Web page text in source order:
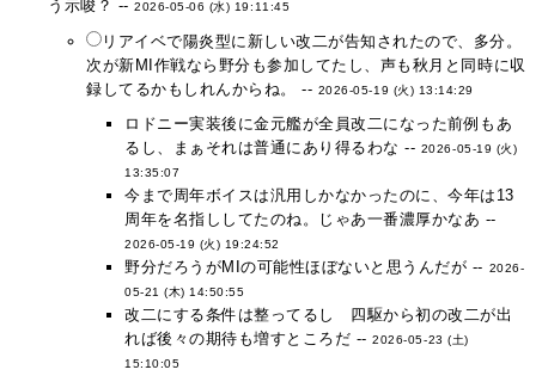
う示唆？ --2026-05-06 (水) 19:11:45
リアイベで陽炎型に新しい改二が告知されたので、多分。
次が新MI作戦なら野分も参加してたし、声も秋月と同時に収
録してるかもしれんからね。 -- 2026-05-19 (火) 13:14:29
ロドニー実装後に金元艦が全員改二になった前例もあ
るし、まぁそれは普通にあり得るわな -- 2026-05-19 (火)
13:35:07
今まで周年ボイスは汎用しかなかったのに、今年は13
周年を名指ししてたのね。じゃあ一番濃厚かなあ --
2026-05-19 (火) 19:24:52
野分だろうがMIの可能性ほぼないと思うんだが -- 2026-
05-21 (木) 14:50:55
改二にする条件は整ってるし 四駆から初の改二が出
れば後々の期待も増すところだ --2026-05-23 (土)
15:10:05